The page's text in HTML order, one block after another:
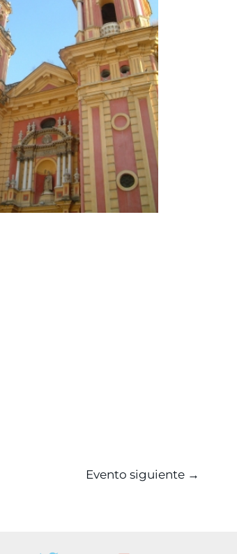
Outlook Live
Evento siguiente →